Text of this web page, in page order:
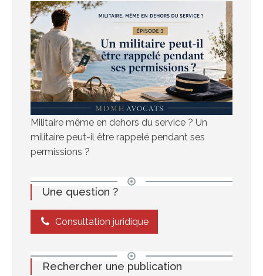
Militaire même en dehors du service ? Un
militaire peut-il être rappelé pendant ses
permissions ?
Une question ?
Consultation juridique
Rechercher une publication